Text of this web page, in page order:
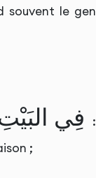
souvent le
فِي البَيْتِ
;